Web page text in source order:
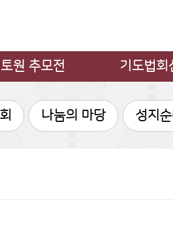
원 추모전
전소개
위패 안치
기도법회
매월 정기기
천도와 백일
염불독경 기
나눔의 마당 성지